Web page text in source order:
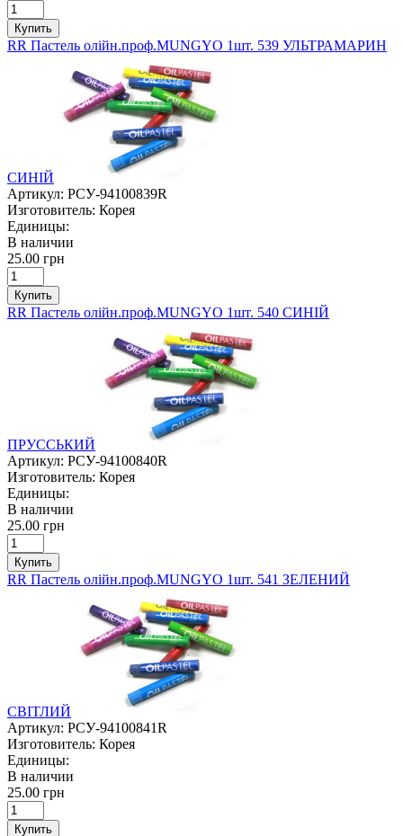
Купить
RR Пастель олійн.проф.MUNGYO 1шт. 539 УЛЬТРАМАРИН
СИНІЙ
Артикул: РСУ-94100839R
Изготовитель: Корея
Единицы:
В наличии
25.00 грн
Купить
RR Пастель олійн.проф.MUNGYO 1шт. 540 СИНІЙ
ПРУССЬКИЙ
Артикул: РСУ-94100840R
Изготовитель: Корея
Единицы:
В наличии
25.00 грн
Купить
RR Пастель олійн.проф.MUNGYO 1шт. 541 ЗЕЛЕНИЙ
СВІТЛИЙ
Артикул: РСУ-94100841R
Изготовитель: Корея
Единицы:
В наличии
25.00 грн
Купить